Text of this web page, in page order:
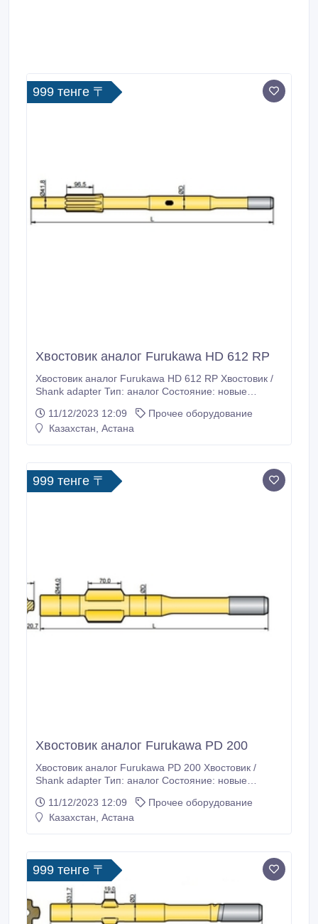
999 тенге 〒
Хвостовик аналог Furukawa HD 612 RP
Хвостовик аналог Furukawa HD 612 RP Хвостовик /
Shank adapter Тип: аналог Состояние: новые
Резьба: T45; Длина (L): 884 мм; Диаметр (D): 51 мм.
11/12/2023 12:09
Прочее оборудование
Казахстан, Астана
999 тенге 〒
Хвостовик аналог Furukawa PD 200
Хвостовик аналог Furukawa PD 200 Хвостовик /
Shank adapter Тип: аналог Состояние: новые
90516024/90516025 Резьба: T38/T45; Длина (L): 485
мм; Диаметр (D): 44 мм.
11/12/2023 12:09
Прочее оборудование
Казахстан, Астана
999 тенге 〒